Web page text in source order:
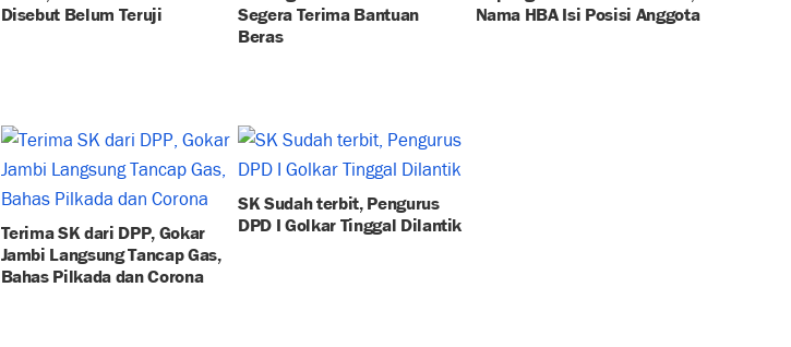
Disebut Belum Teruji
Segera Terima Bantuan
Beras
Nama HBA Isi Posisi Anggota
Terima SK dari DPP, Gokar
Jambi Langsung Tancap Gas,
Bahas Pilkada dan Corona
SK Sudah terbit, Pengurus
DPD I Golkar Tinggal Dilantik